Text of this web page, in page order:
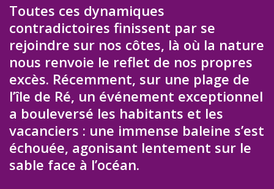
Toutes ces dynamiques
contradictoires finissent par se
rejoindre sur nos côtes, là où la nature
nous renvoie le reflet de nos propres
excès. Récemment, sur une plage de
l’île de Ré, un événement exceptionnel
a bouleversé les habitants et les
vacanciers : une immense baleine s’est
échouée, agonisant lentement sur le
sable face à l’océan.